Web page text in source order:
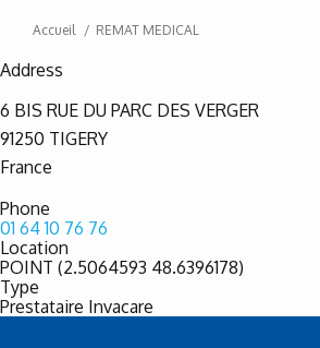
Accueil REMAT MEDICAL
Address
6 BIS RUE DU PARC DES VERGER
91250 TIGERY
France
Phone
01 64 10 76 76
Location
POINT (2.5064593 48.6396178)
Type
Prestataire Invacare